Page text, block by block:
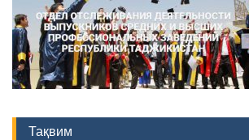
Тақвим